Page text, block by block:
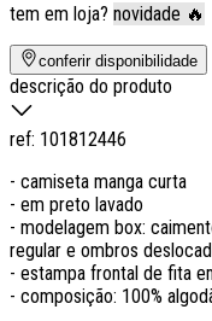
tem em loja? novidade 🔥
conferir disponibilidade
descrição do produto
ref: 101812446
- camiseta manga curta
- em preto lavado
- modelagem box:
regular e ombros
- estampa frontal de fita
- composição: 100%